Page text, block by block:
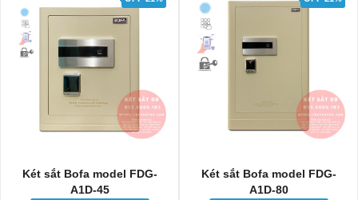
Két sắt Bofa model FDG-
A1D-45
Két sắt Bofa model FDG-
A1D-80